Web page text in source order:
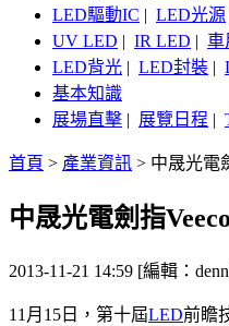
LED驅動IC | LED光源
UV LED | IR LED | 車
LED背光 | LED封裝 |
基本知識
展場直擊 | 展覽日程 |
首頁 > 產業資訊 > 中晟光電
中晟光電劍指
2013-11-21 14:59 [編輯：
11月15日，第十屆LED前瞻